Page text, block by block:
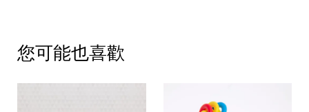
您可能也喜歡